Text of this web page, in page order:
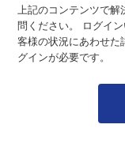
上記のコンテンツで
問ください。 ログイ
客様の状況にあわせた
グインが必要です。